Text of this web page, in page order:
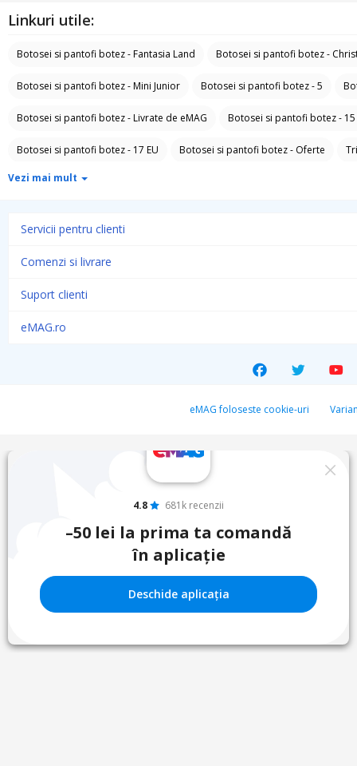
Linkuri utile:
Botosei si pantofi botez - Fantasia Land Botosei si pantofi botez -
Botosei si pantofi botez - Mini Junior Botosei si pantofi botez - 5
Botosei si pantofi botez - Livrate de eMAG Botosei si pantofi botez - 15
Botosei si pantofi botez - 17 EU Botosei si pantofi botez - Oferte
Treninguri lifestyle
Vezi mai mult
Servicii pentru clienti
Comenzi si livrare
Suport clienti
eMAG.ro
eMAG foloseste cookie-uri
4.8 681k recenzii
–50 lei la prima ta comandă
în aplicație
Deschide aplicația